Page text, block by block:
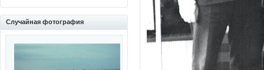
Случайная фотография